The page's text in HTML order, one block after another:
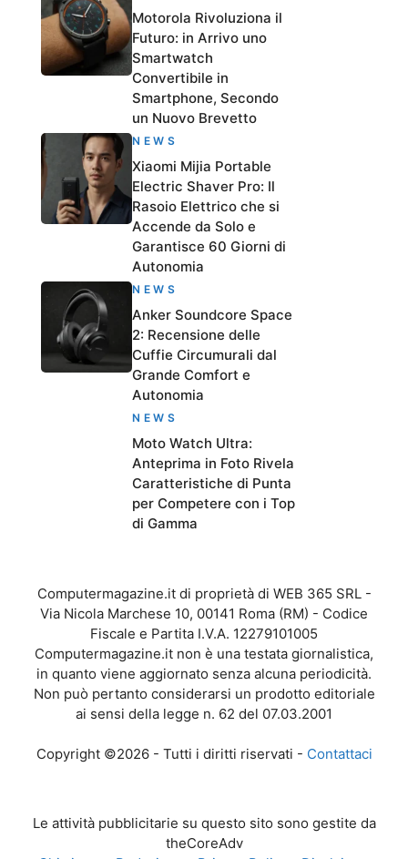
Motorola Rivoluziona il
Futuro: in Arrivo uno
Smartwatch
Convertibile in
Smartphone, Secondo
un Nuovo Brevetto
NEWS
Xiaomi Mijia Portable
Electric Shaver Pro: Il
Rasoio Elettrico che si
Accende da Solo e
Garantisce 60 Giorni di
Autonomia
NEWS
Anker Soundcore Space
2: Recensione delle
Cuffie Circumurali dal
Grande Comfort e
Autonomia
NEWS
Moto Watch Ultra:
Anteprima in Foto Rivela
Caratteristiche di Punta
per Competere con i Top
di Gamma
Computermagazine.it di proprietà di WEB 365 SRL -
Via Nicola Marchese 10, 00141 Roma (RM) - Codice
Fiscale e Partita I.V.A. 12279101005
Computermagazine.it non è una testata giornalistica,
in quanto viene aggiornato senza alcuna periodicità.
Non può pertanto considerarsi un prodotto editoriale
ai sensi della legge n. 62 del 07.03.2001
Copyright ©2026 - Tutti i diritti riservati - Contattaci
Le attività pubblicitarie su questo sito sono gestite da
theCoreAdv